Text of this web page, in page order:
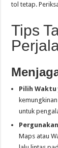
tol tetap.
Tips
Pilih Waktu
untuk
Maps atau